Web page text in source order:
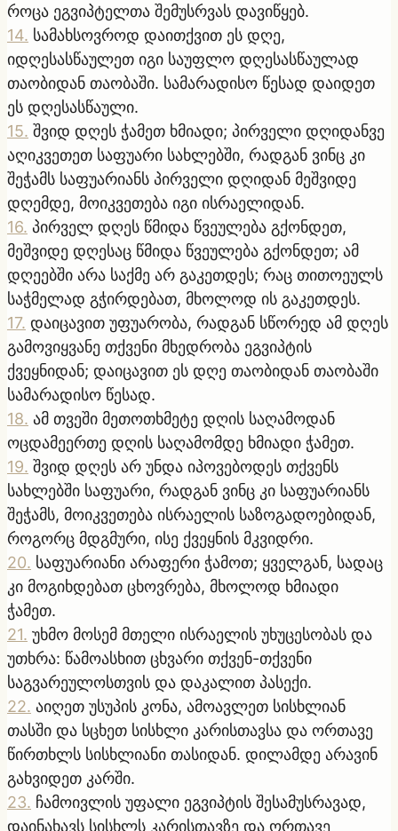
როცა ეგვიპტელთა შემუსრვას დავიწყებ.
14. სამახსოვროდ დაითქვით ეს დღე,
იდღესასწაულეთ იგი საუფლო დღესასწაულად
თაობიდან თაობაში. სამარადისო წესად დაიდეთ
ეს დღესასწაული.
15. შვიდ დღეს ჭამეთ ხმიადი; პირველი დღიდანვე
აღიკვეთეთ საფუარი სახლებში, რადგან ვინც კი
შეჭამს საფუარიანს პირველი დღიდან მეშვიდე
დღემდე, მოიკვეთება იგი ისრაელიდან.
16. პირველ დღეს წმიდა წვეულება გქონდეთ,
მეშვიდე დღესაც წმიდა წვეულება გქონდეთ; ამ
დღეებში არა საქმე არ გაკეთდეს; რაც თითოეულს
საჭმელად გჭირდებათ, მხოლოდ ის გაკეთდეს.
17. დაიცავით უფუარობა, რადგან სწორედ ამ დღეს
გამოვიყვანე თქვენი მხედრობა ეგვიპტის
ქვეყნიდან; დაიცავით ეს დღე თაობიდან თაობაში
სამარადისო წესად.
18. ამ თვეში მეთოთხმეტე დღის საღამოდან
ოცდამეერთე დღის საღამომდე ხმიადი ჭამეთ.
19. შვიდ დღეს არ უნდა იპოვებოდეს თქვენს
სახლებში საფუარი, რადგან ვინც კი საფუარიანს
შეჭამს, მოიკვეთება ისრაელის საზოგადოებიდან,
როგორც მდგმური, ისე ქვეყნის მკვიდრი.
20. საფუარიანი არაფერი ჭამოთ; ყველგან, სადაც
კი მოგიხდებათ ცხოვრება, მხოლოდ ხმიადი
ჭამეთ.
21. უხმო მოსემ მთელი ისრაელის უხუცესობას და
უთხრა: წამოასხით ცხვარი თქვენ-თქვენი
საგვარეულოსთვის და დაკალით პასექი.
22. აიღეთ უსუპის კონა, ამოავლეთ სისხლიან
თასში და სცხეთ სისხლი კარისთავსა და ორთავე
წირთხლს სისხლიანი თასიდან. დილამდე არავინ
გახვიდეთ კარში.
23. ჩამოივლის უფალი ეგვიპტის შესამუსრავად,
დაინახავს სისხლს კარისთავზე და ორთავე